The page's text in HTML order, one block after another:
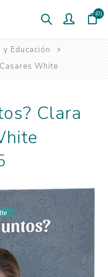
(0)
y Educación
White
Clara